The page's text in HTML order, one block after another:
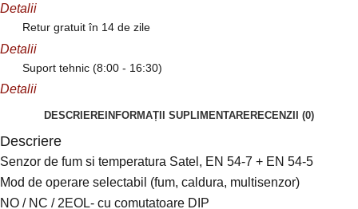
Detalii
Retur gratuit în 14 de zile
Detalii
Suport tehnic (8:00 - 16:30)
Detalii
DESCRIERE INFORMAȚII SUPLIMENTARERECENZII (0)
Descriere
Senzor de fum si temperatura Satel, EN 54-7 + EN 54-5
Mod de operare selectabil (fum, caldura, multisenzor)
NO / NC / 2EOL- cu comutatoare DIP